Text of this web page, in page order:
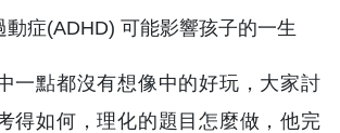
一點都沒有想像中的好玩，大家討
得如何，理化的題目怎麼做，他完